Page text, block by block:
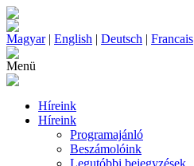
Magyar| English | Deutsch | Francais
Menü
Híreink
Híreink
Programajánló
Beszámolóink
Legutóbbi bejegyzések